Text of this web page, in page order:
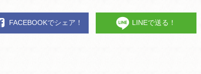
FACEBOOKでシェア！ LINEで送る！